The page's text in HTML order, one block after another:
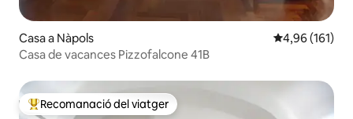
Casa a Nàpols 4,96 de
4,96 (161)
Casa de vacances Pizzofalcone 41B
Principals recomanacions dels viatgers
Recomanació del viatger